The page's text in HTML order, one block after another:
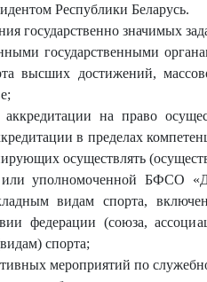
Республики Беларусь.
государственно значимых
государственными
высших достижений,
аккредитации на право
в пределах
осуществлять
или уполномоченной БФСО
видам спорта,
федерации (союза,
спорта;
мероприятий по